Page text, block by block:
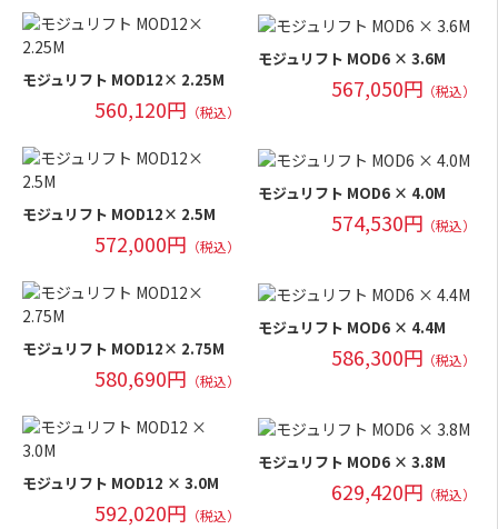
モジュリフト MOD12× 2.25M
560,120円 （税込）
モジュリフト MOD6 × 3.6M
567,050円 （税込）
モジュリフト MOD12× 2.5M
572,000円 （税込）
モジュリフト MOD6 × 4.0M
574,530円 （税込）
モジュリフト MOD12× 2.75M
580,690円 （税込）
モジュリフト MOD6 × 4.4M
586,300円 （税込）
モジュリフト MOD12 × 3.0M
592,020円 （税込）
モジュリフト MOD6 × 3.8M
629,420円 （税込）